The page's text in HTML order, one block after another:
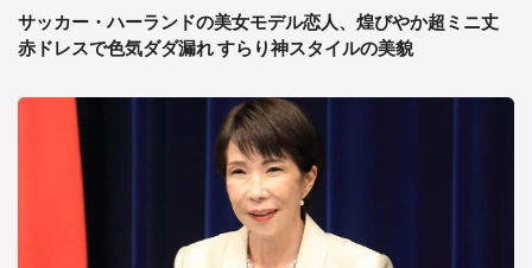
サッカー・ハーランドの美女モデル恋人、煌びやか超ミニ丈
赤ドレスで色気ダダ漏れ すらり神スタイルの美貌